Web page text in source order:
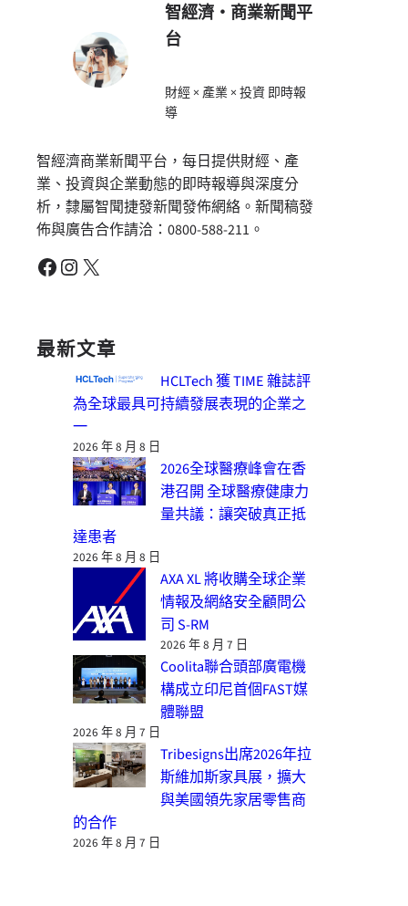
智經濟・商業新聞平
台
財經 × 產業 × 投資 即時報
導
智經濟商業新聞平台，每日提供財經、產
業、投資與企業動態的即時報導與深度分
析，隸屬智聞捷發新聞發佈網絡。新聞稿發
佈與廣告合作請洽：0800-588-211。
Facebook Instagram X
最新文章
HCLTech 獲 TIME 雜誌評
為全球最具可持續發展表現的企業之
一
2026 年 8 月 8 日
2026全球醫療峰會在香
港召開 全球醫療健康力
量共議：讓突破真正抵
達患者
2026 年 8 月 8 日
AXA XL 將收購全球企業
情報及網絡安全顧問公
司 S-RM
2026 年 8 月 7 日
Coolita聯合頭部廣電機
構成立印尼首個FAST媒
體聯盟
2026 年 8 月 7 日
Tribesigns出席2026年拉
斯維加斯家具展，擴大
與美國領先家居零售商
的合作
2026 年 8 月 7 日